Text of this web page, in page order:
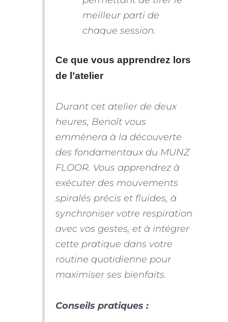
meilleur parti de
chaque session.
Ce que vous apprendrez lors
de l’atelier
Durant cet atelier de deux
heures, Benoît vous
emmènera à la découverte
des fondamentaux du MUNZ
FLOOR. Vous apprendrez à
exécuter des mouvements
spiralés précis et fluides, à
synchroniser votre respiration
avec vos gestes, et à intégrer
cette pratique dans votre
routine quotidienne pour
maximiser ses bienfaits.
Conseils pratiques :